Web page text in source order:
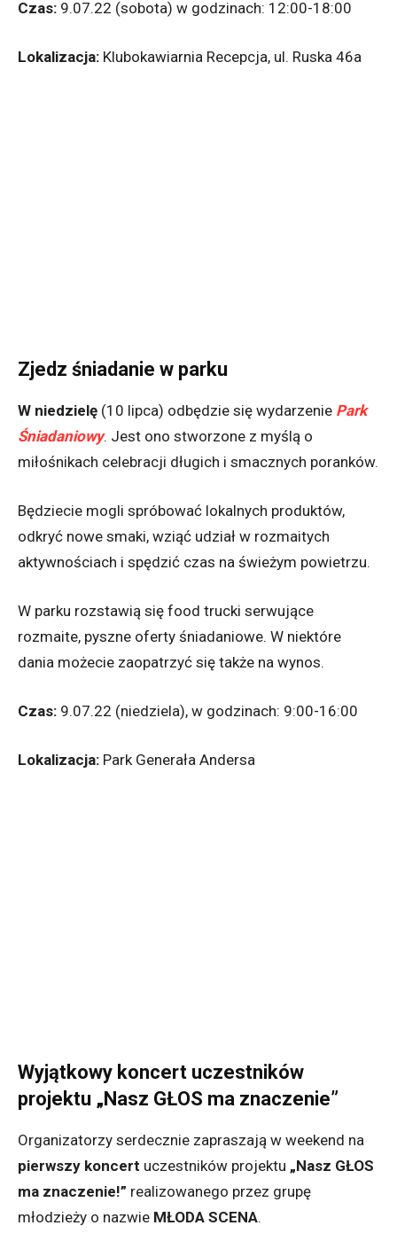
Czas: 9.07.22 (sobota) w godzinach: 12:00-18:00
Lokalizacja: Klubokawiarnia Recepcja, ul. Ruska 46a
Zjedz śniadanie w parku
W niedzielę (10 lipca) odbędzie się wydarzenie Park
Śniadaniowy. Jest ono stworzone z myślą o
miłośnikach celebracji długich i smacznych poranków.
Będziecie mogli spróbować lokalnych produktów,
odkryć nowe smaki, wziąć udział w rozmaitych
aktywnościach i spędzić czas na świeżym powietrzu.
W parku rozstawią się food trucki serwujące
rozmaite, pyszne oferty śniadaniowe. W niektóre
dania możecie zaopatrzyć się także na wynos.
Czas: 9.07.22 (niedziela), w godzinach: 9:00-16:00
Lokalizacja: Park Generała Andersa
Wyjątkowy koncert uczestników
projektu „Nasz GŁOS ma znaczenie”
Organizatorzy serdecznie zapraszają w weekend na
pierwszy koncert uczestników projektu „Nasz GŁOS
ma znaczenie!” realizowanego przez grupę
młodzieży o nazwie MŁODA SCENA.